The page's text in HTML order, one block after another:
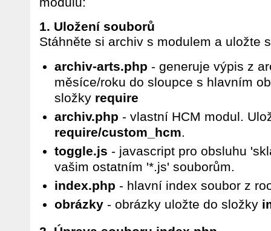
1. Uložení souborů
Stáhněte si archiv s modulem a uložte
archiv-arts.php - generuje výpis z
měsíce/roku do sloupce s hlavním
složky require
archiv.php - vlastní HCM modul.
require/custom_hcm.
toggle.js - javascript pro obsluhu
vašim ostatním '*.js' souborům.
index.php - hlavní index soubor z
obrázky - obrázky uložte do složky